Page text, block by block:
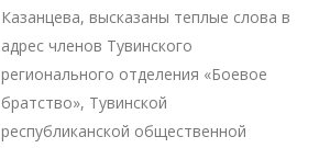
Казанцева, высказаны теплые слова в
адрес членов Тувинского
регионального отделения «Боевое
братство», Тувинской
республиканской общественной